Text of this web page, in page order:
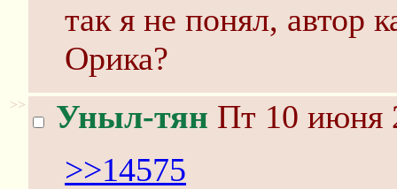
так я не понял, автор
Орика?
>> Уныл-тян Пт 10 июня
>>14575